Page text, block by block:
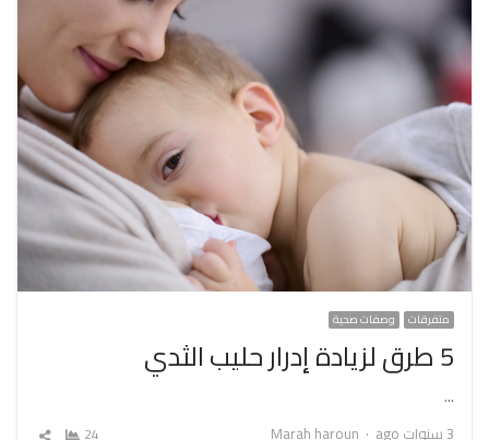
متفرقات وصفات صحية
5 طرق لزيادة إدرار حليب الثدي
…
3 سنوات ago
Author
Marah haroun
24